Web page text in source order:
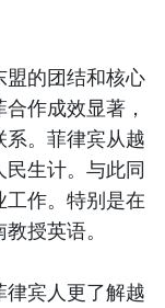
盟的团结和核心
作成效显著，
。菲律宾从越
生计。与此同
作。特别是在
授英语。
宾人更了解越